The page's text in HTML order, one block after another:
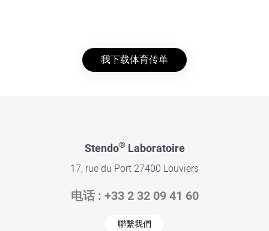
我下载体育传单
Stendo®Laboratoire
17, rue du Port 27400 Louviers
电话 : +33 2 32 09 41 60
聯繫我們